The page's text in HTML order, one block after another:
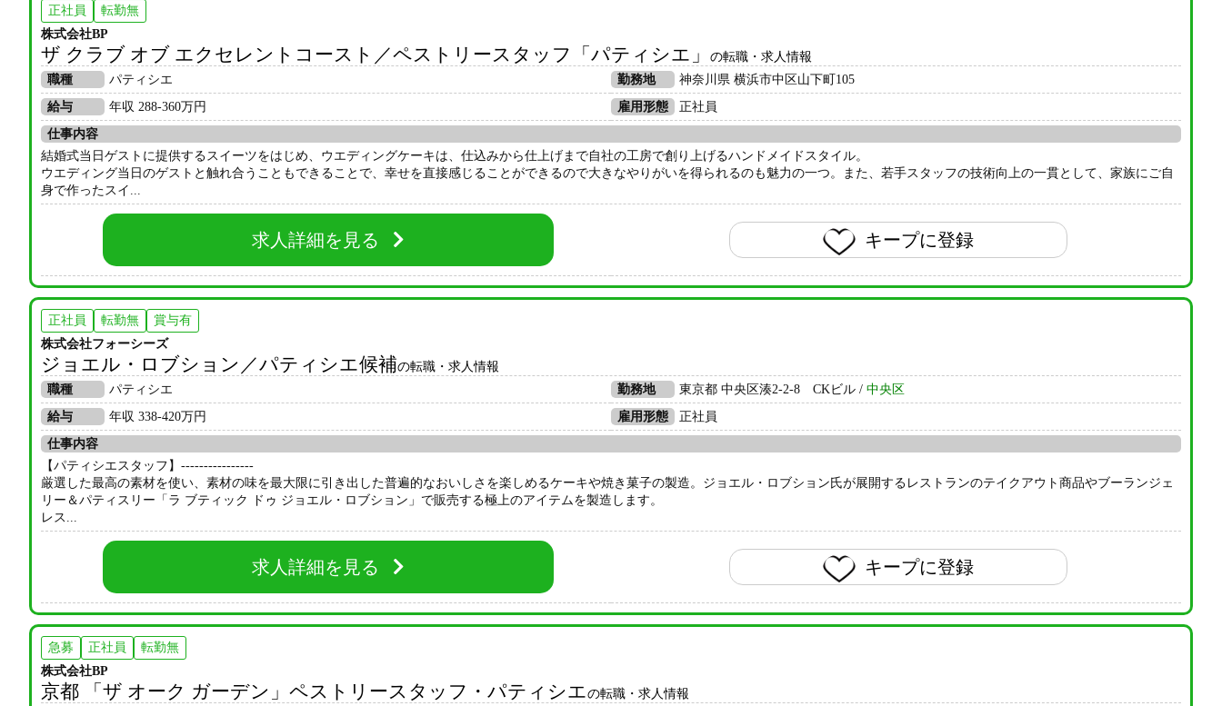
正社員
転勤無
株式会社BP
ザ クラブ オブ エクセレントコースト／ペストリースタッフ「パティシエ」
の転職・求人情報
職種
パティシエ 勤務地
神奈川県 横浜市中区山下町105
給与
年収 288-360万円 雇用形態
正社員
仕事内容
結婚式当日ゲストに提供するスイーツをはじめ、ウエディングケーキは、仕込みから仕上げまで自社の工房で創り上げるハンドメイドスタイル。
ウエディング当日のゲストと触れ合うこともできることで、幸せを直接感じることができるので大きなやりがいを得られるのも魅力の一つ。また、若手スタッフの技術向上の一貫として、家族にご自
身で作ったスイ...
求人詳細を見る キープに登録
正社員 転勤無
賞与有
株式会社フォーシーズ
ジョエル・ロブション／パティシエ候補の転職・求人情報
職種
パティシエ 勤務地 東京都 中央区湊2-2-8 CKビル / 中央区
給与
年収 338-420万円 雇用形態
正社員
仕事内容
【パティシエスタッフ】----------------
厳選した最高の素材を使い、素材の味を最大限に引き出した普遍的なおいしさを楽しめるケーキや焼き菓子の製造。ジョエル・ロブション氏が展開するレストランのテイクアウト商品やブーランジェ
リー＆パティスリー「ラ ブティック ドゥ ジョエル・ロブション」で販売する極上のアイテムを製造します。
レス...
求人詳細を見る キープに登録
急募 正社員
転勤無
株式会社BP
京都 「ザ オーク ガーデン」ペストリースタッフ・パティシエの転職・求人情報